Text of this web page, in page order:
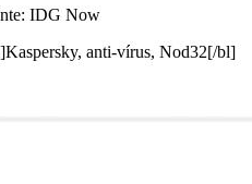
IDG Now
anti-vírus, Nod32[/bl]